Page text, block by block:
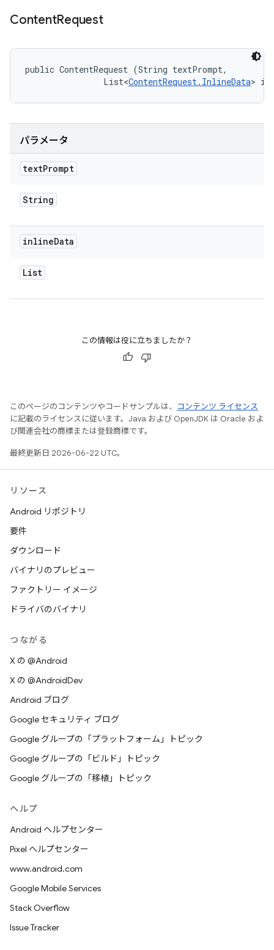
ContentRequest
public ContentRequest (String textPrompt,
                List<
ContentRequest.InlineData>
パラメータ
textPrompt
String
inlineData
List
この情報は役に立ちましたか？
このページのコンテンツやコードサンプルは、
コンテンツ ライセンス
に記載のライセンスに従います。Java および OpenJDK は Oracle およ
び関連会社の商標または登録商標です。
最終更新日 2026-06-22 UTC。
リソース
Android リポジトリ
要件
ダウンロード
バイナリのプレビュー
ファクトリー イメージ
ドライバのバイナリ
つながる
X の @Android
X の @AndroidDev
Android ブログ
Google セキュリティ ブログ
Google グループの「プラットフォーム」トピック
Google グループの「ビルド」トピック
Google グループの「移植」トピック
ヘルプ
Android ヘルプセンター
Pixel ヘルプセンター
www.android.com
Google Mobile Services
Stack Overflow
Issue Tracker